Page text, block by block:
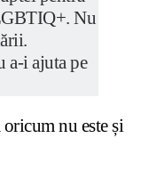
Nu
a-i ajuta pe
nu este și